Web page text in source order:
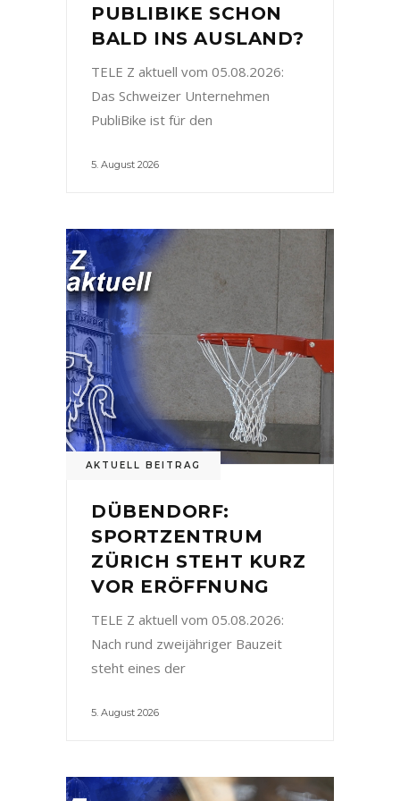
PUBLIBIKE SCHON
BALD INS AUSLAND?
TELE Z aktuell vom 05.08.2026:
Das Schweizer Unternehmen
PubliBike ist für den
5. August 2026
AKTUELL BEITRAG
DÜBENDORF:
SPORTZENTRUM
ZÜRICH STEHT KURZ
VOR ERÖFFNUNG
TELE Z aktuell vom 05.08.2026:
Nach rund zweijähriger Bauzeit
steht eines der
5. August 2026